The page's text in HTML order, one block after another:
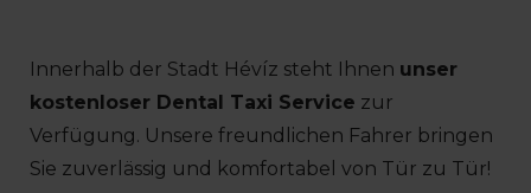
Innerhalb der Stadt Hévíz steht Ihnen unser
kostenloser Dental Taxi Service zur
Verfügung. Unsere freundlichen Fahrer bringen
Sie zuverlässig und komfortabel von Tür zu Tür!